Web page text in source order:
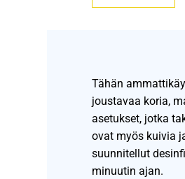
Tähän
joustavaa koria,
asetukset, jotka
ovat myös kuivia
suunnitellut
minuutin ajan.